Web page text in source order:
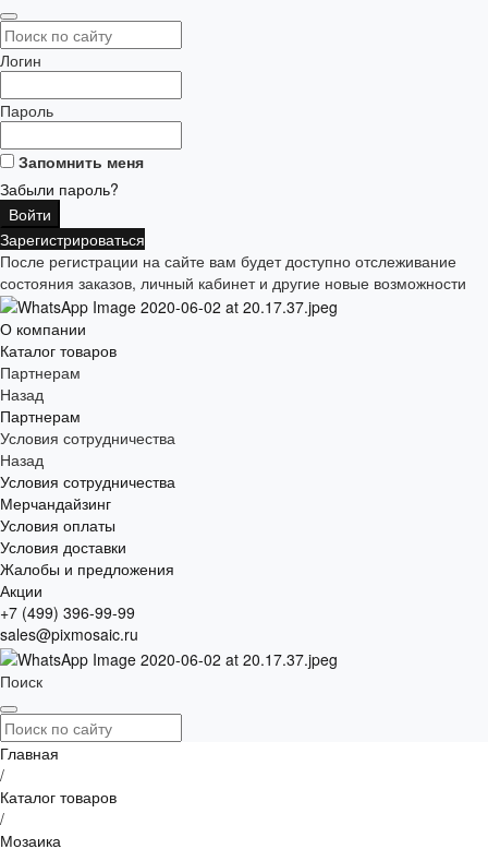
Логин
Пароль
Запомнить меня
Забыли пароль?
Зарегистрироваться
После регистрации на сайте вам будет доступно отслеживание
состояния заказов, личный кабинет и другие новые возможности
О компании
Каталог товаров
Партнерам
Назад
Партнерам
Условия сотрудничества
Назад
Условия сотрудничества
Мерчандайзинг
Условия оплаты
Условия доставки
Жалобы и предложения
Акции
+7 (499) 396-99-99
sales@pixmosaic.ru
Поиск
Главная
/
Каталог товаров
/
Мозаика